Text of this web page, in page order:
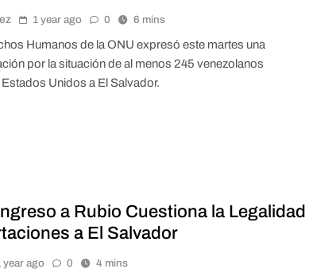
1 year ago 0 6 mins
Humanos de la ONU expresó este martes una
por la situación de al menos 245 venezolanos
Unidos a El Salvador.
a Rubio Cuestiona la Legalidad
a El Salvador
year ago 0 4 mins